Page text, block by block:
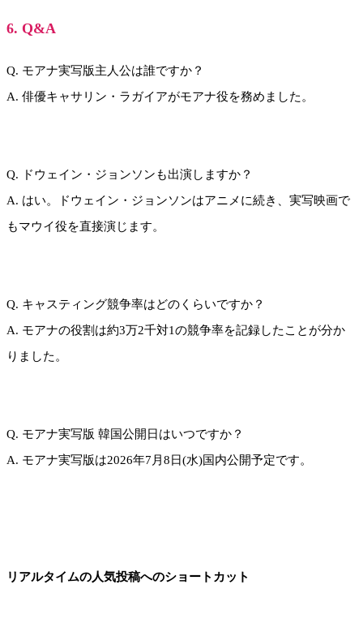
6. Q&A
Q. モアナ実写版主人公は誰ですか？
A. 俳優キャサリン・ラガイアがモアナ役を務めました。
Q. ドウェイン・ジョンソンも出演しますか？
A. はい。ドウェイン・ジョンソンはアニメに続き、実写映画で
もマウイ役を直接演じます。
Q. キャスティング競争率はどのくらいですか？
A. モアナの役割は約3万2千対1の競争率を記録したことが分か
りました。
Q. モアナ実写版 韓国公開日はいつですか？
A. モアナ実写版は2026年7月8日(水)国内公開予定です。
リアルタイムの人気投稿へのショートカット